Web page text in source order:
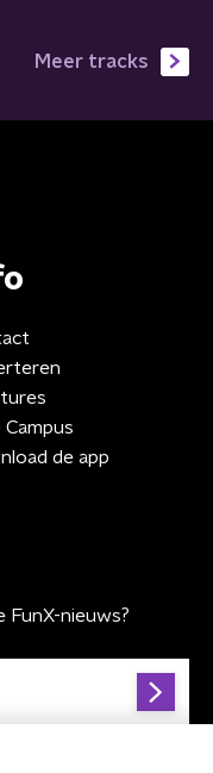
Meer tracks
Campus
de app
nieuws?